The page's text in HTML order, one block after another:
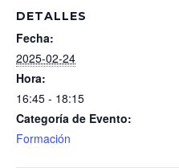
DETALLES
Fecha:
2025-02-24
Hora:
16:45 - 18:15
Categoría de Evento:
Formación